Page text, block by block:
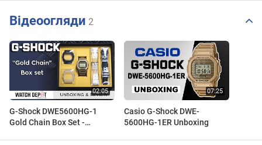
Відеоогляди 2
G-Shock DWE5600HG-1
Gold Chain Box Set -
Casio G-Shock DWE-
5600HG-1ER Unboxing